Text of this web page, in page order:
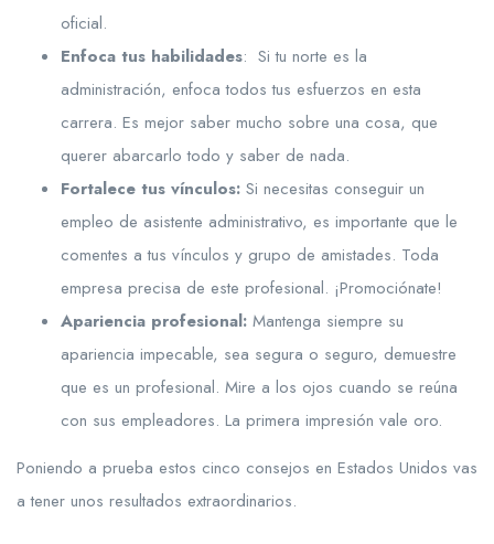
oficial.
Enfoca tus habilidades: Si tu norte es la
administración, enfoca todos tus esfuerzos en esta
carrera. Es mejor saber mucho sobre una cosa, que
querer abarcarlo todo y saber de nada.
Fortalece tus vínculos: Si necesitas conseguir un
empleo de asistente administrativo, es importante que le
comentes a tus vínculos y grupo de amistades. Toda
empresa precisa de este profesional. ¡Promociónate!
Apariencia profesional: Mantenga siempre su
apariencia impecable, sea segura o seguro, demuestre
que es un profesional. Mire a los ojos cuando se reúna
con sus empleadores. La primera impresión vale oro.
Poniendo a prueba estos cinco consejos en Estados Unidos vas
a tener unos resultados extraordinarios.